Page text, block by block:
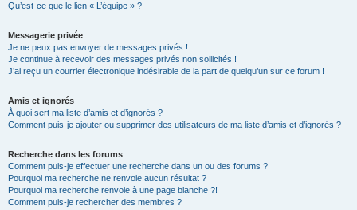
Qu’est-ce que le lien « L’équipe » ?
Messagerie privée
Je ne peux pas envoyer de messages privés !
Je continue à recevoir des messages privés non sollicités !
J’ai reçu un courrier électronique indésirable de la part de quelqu’un sur ce forum !
Amis et ignorés
À quoi sert ma liste d’amis et d’ignorés ?
Comment puis-je ajouter ou supprimer des utilisateurs de ma liste d’amis et d’ignorés ?
Recherche dans les forums
Comment puis-je effectuer une recherche dans un ou des forums ?
Pourquoi ma recherche ne renvoie aucun résultat ?
Pourquoi ma recherche renvoie à une page blanche ?!
Comment puis-je rechercher des membres ?